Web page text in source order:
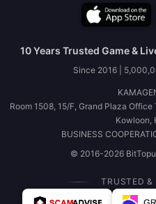
10 Years Trusted Game &
Since 2016 |
Room 1508, 15/F, Grand Plaza
Kowloon,
BUSINESS
© 2016-2026
TRUSTED &